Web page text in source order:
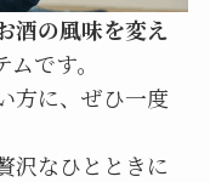
酒の風味を変え
です。
方に、ぜひ一度
沢なひとときに